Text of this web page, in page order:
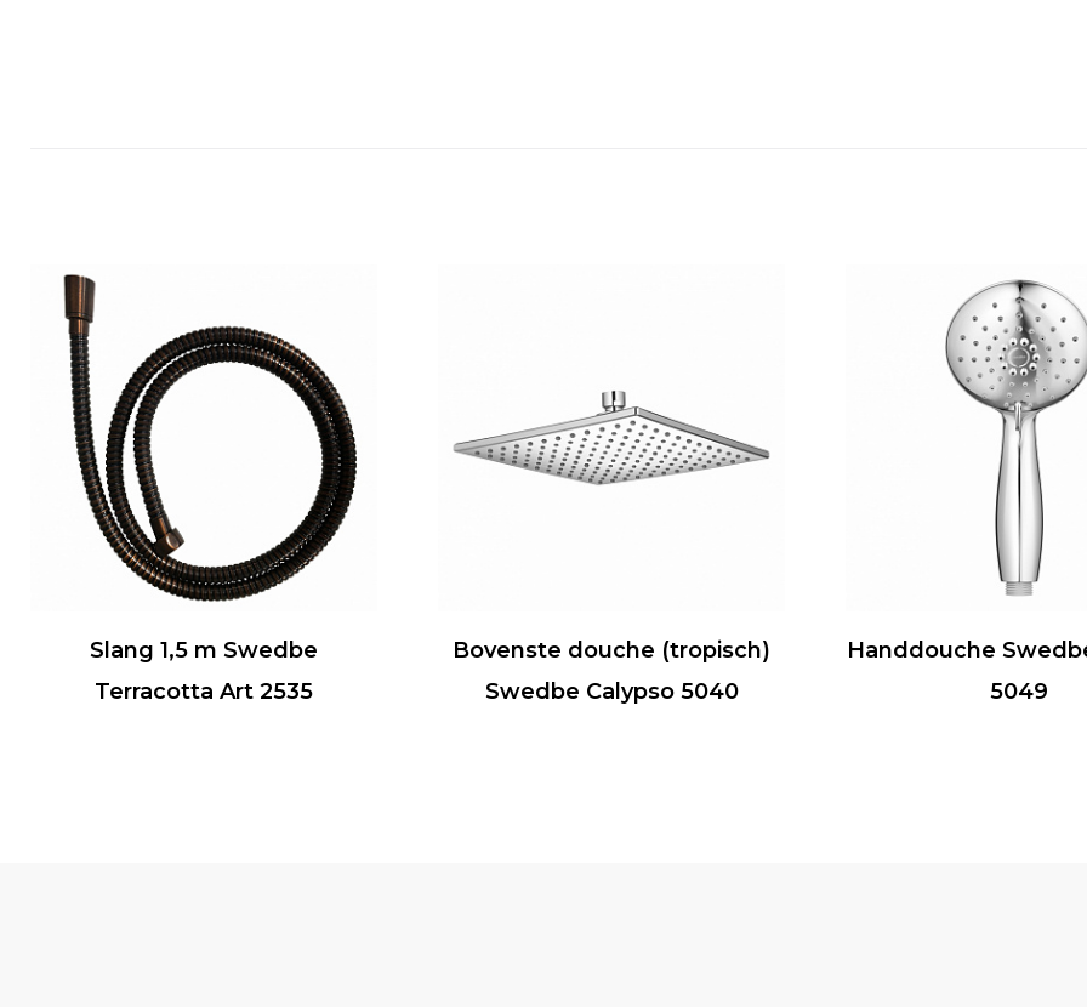
Slang 1,5 m Swedbe
Terracotta Art 2535
Bovenste douche (tropisch)
Swedbe Calypso 5040
Handdouche
5049